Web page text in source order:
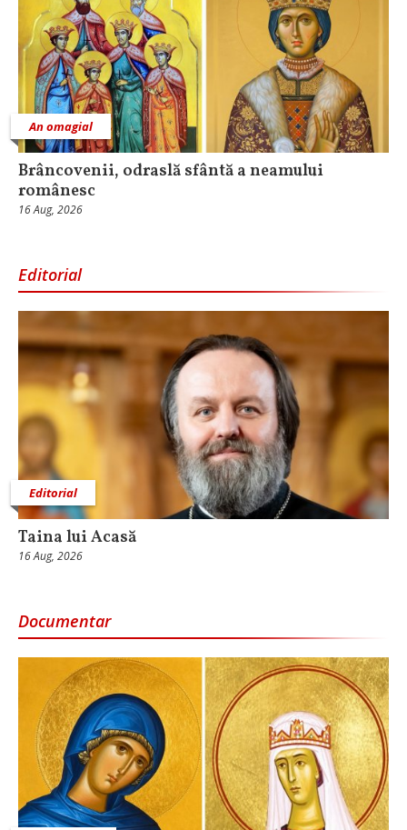
An omagial
Brâncovenii, odraslă sfântă a neamului
românesc
16 Aug, 2026
Editorial
Editorial
Taina lui Acasă
16 Aug, 2026
Documentar